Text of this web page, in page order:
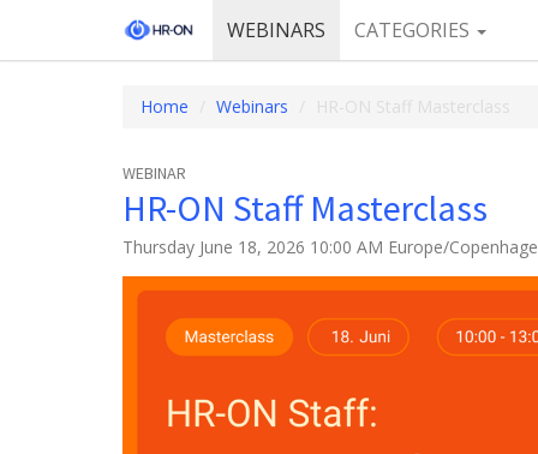
WEBINARS CATEGORIES
Home Webinars HR-ON Staff Masterclass
WEBINAR
HR-ON Staff Masterclass
Thursday June 18, 2026 10:00 AM Europe/